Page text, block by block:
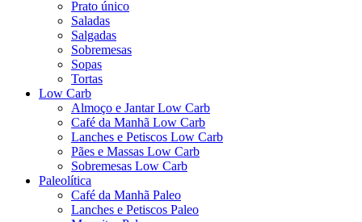
Prato único
Saladas
Salgadas
Sobremesas
Sopas
Tortas
Low Carb
Almoço e Jantar Low Carb
Café da Manhã Low Carb
Lanches e Petiscos Low Carb
Pães e Massas Low Carb
Sobremesas Low Carb
Paleolítica
Café da Manhã Paleo
Lanches e Petiscos Paleo